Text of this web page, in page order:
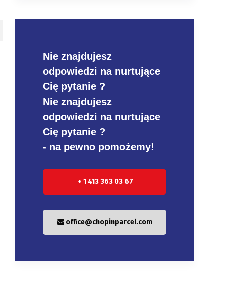
Nie znajdujesz
odpowiedzi na nurtujące
Cię pytanie ?
Nie znajdujesz
odpowiedzi na nurtujące
Cię pytanie ?
- na pewno pomożemy!
+ 1 413 363 03 67
office@chopinparcel.com